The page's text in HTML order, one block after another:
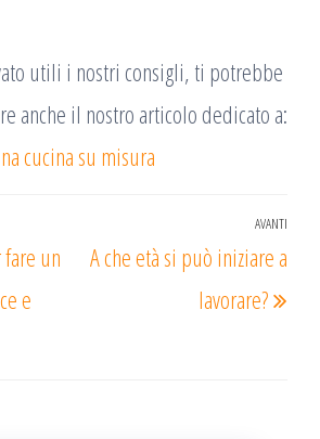
utili i nostri consigli, ti potrebbe
anche il nostro articolo dedicato a:
cucina su misura
un
e
AVANTI
A che età si può iniziare a
lavorare?